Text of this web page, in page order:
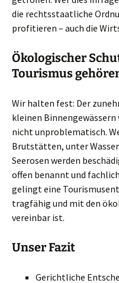
die rechtsstaatliche
profitieren – auch die
Ökologischer
Tourismus
Wir halten fest: Der
kleinen
nicht unproblematisch.
Brutstätten, unter
Seerosen werden
offen benannt und
gelingt eine
tragfähig und mit den
vereinbar ist.
Unser Fazit
Gerichtliche